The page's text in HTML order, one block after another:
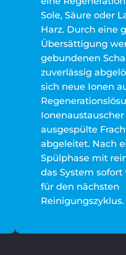
Sole, Säure oder
Harz. Durch eine
Übersättigung
gebundenen
zuverlässig
sich neue Ionen
ausgespülte
abgeleitet. Nach
Spülphase mit
das System
für den nächsten
Reinigungszyklus.